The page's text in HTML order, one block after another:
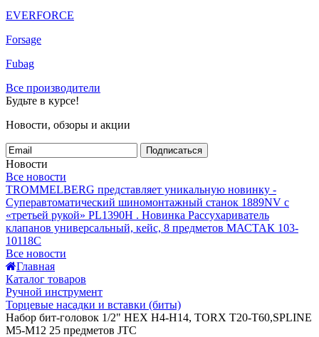
EVERFORCE
Forsage
Fubag
Все производители
Будьте в курсе!
Новости, обзоры и акции
Подписаться
Новости
Все новости
TROMMELBERG представляет уникальную новинку -
Суперавтоматический шиномонтажный станок 1889NV с
«третьей рукой» PL1390H . Новинка Рассухариватель
клапанов универсальный, кейс, 8 предметов МАСТАК 103-
10118C
Все новости
Главная
Каталог товаров
Ручной инструмент
Торцевые насадки и вставки (биты)
Набор бит-головок 1/2" HEX H4-H14, TORX T20-T60,SPLINE
M5-M12 25 предметов JTC